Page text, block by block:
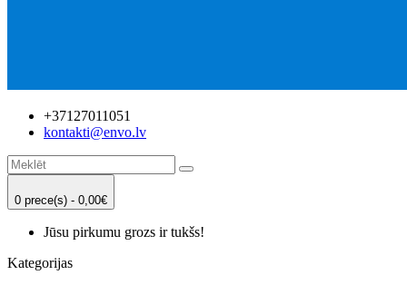
+37127011051
kontakti@envo.lv
0 prece(s) - 0,00€
Jūsu pirkumu grozs ir tukšs!
Kategorijas